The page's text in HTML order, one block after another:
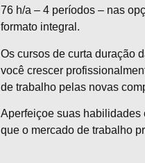
76 h/a – 4 períodos – nas
formato integral.
Os cursos de curta duração
você crescer
de trabalho pelas novas
Aperfeiçoe suas habilidades
que o mercado de trabalho